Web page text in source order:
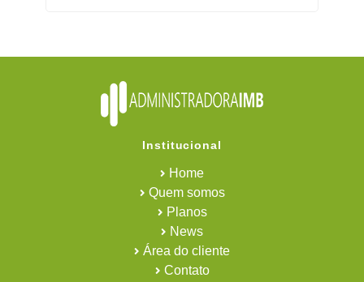
Institucional
Home
Quem somos
Planos
News
Área do cliente
Contato